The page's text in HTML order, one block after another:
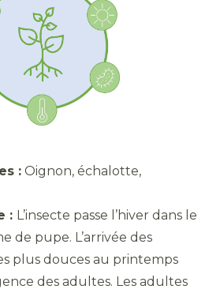
: Oignon, échalotte,
: L’insecte passe l’hiver dans le
de pupe. L’arrivée des
plus douces au printemps
des adultes. Les adultes